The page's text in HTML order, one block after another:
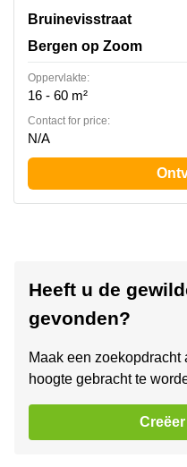
Bruinevisstraat 32,
Bruinevisstraat
Bergen op Zoom
Oppervlakte:
16 - 60 m²
Contact for price:
N/A
Heeft u de
gevonden?
Maak een zoekopdracht
hoogte gebracht te